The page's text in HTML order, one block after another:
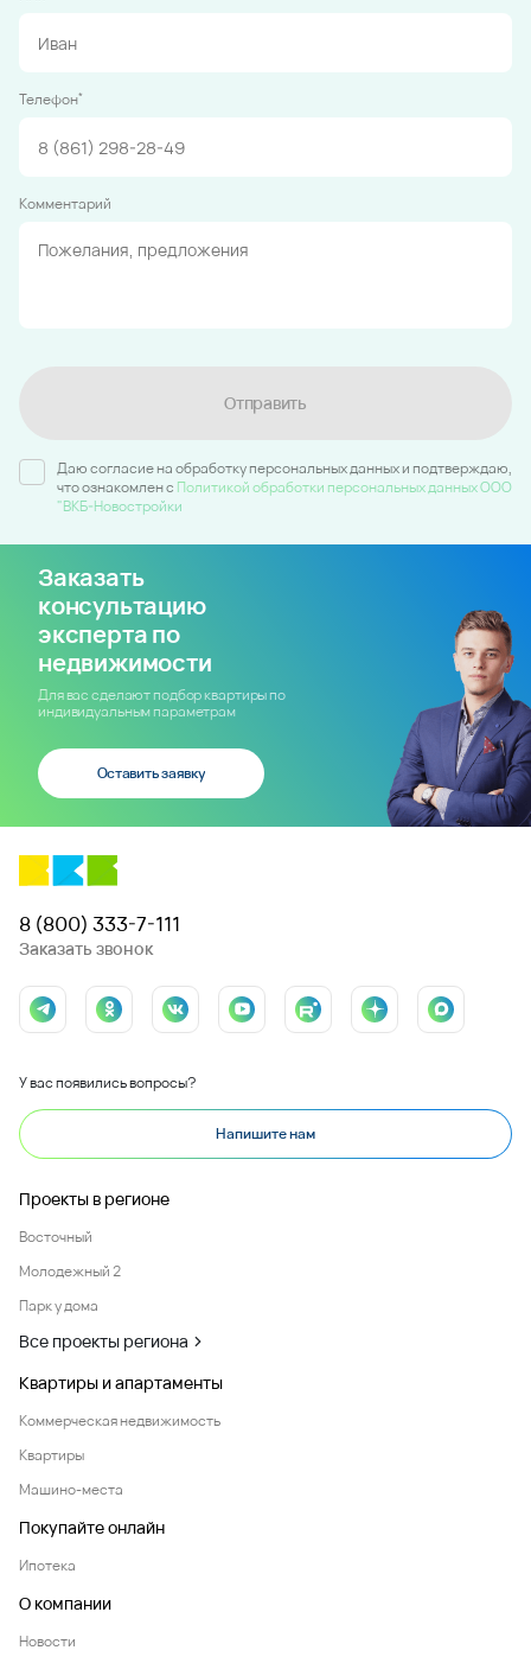
Телефон*
Комментарий
Отправить
Даю согласие на обработку персональных данных и подтверждаю,
что ознакомлен c Политикой обработки персональных данных ООО
"ВКБ-Новостройки
Заказать
консультацию
эксперта по
недвижимости
Для вас сделают подбор квартиры по
индивидуальным параметрам
Оставить заявку
8 (800) 333-7-111
Заказать звонок
У вас появились вопросы?
Напишите нам
Проекты в регионе
Восточный
Молодежный 2
Парк у дома
Все проекты региона
Квартиры и апартаменты
Коммерческая недвижимость
Квартиры
Машино-места
Покупайте онлайн
Ипотека
О компании
Новости